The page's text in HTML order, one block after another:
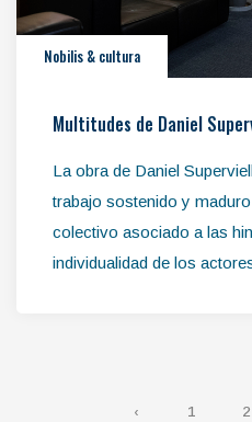
Nobilis & cultura
Multitudes de Daniel
La obra de Daniel
trabajo sostenido y
colectivo asociado a las
individualidad de los
‹ 1 2